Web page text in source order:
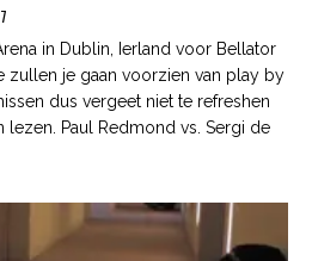
in Dublin, Ierland voor Bellator
zullen je gaan voorzien van play by
dus vergeet niet te refreshen
lezen. Paul Redmond vs. Sergi de